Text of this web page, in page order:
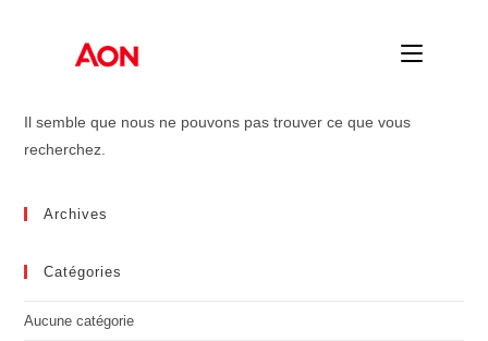
Il semble que nous ne pouvons pas trouver ce que vous
recherchez.
Archives
Catégories
Aucune catégorie